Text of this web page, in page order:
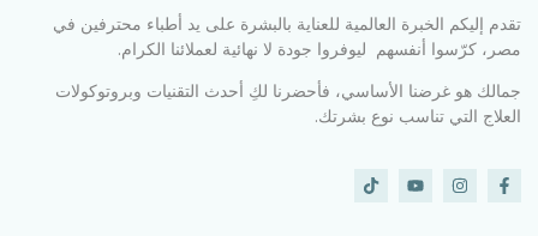
تقدم إليكم الخبرة العالمية للعناية بالبشرة على يد أطباء محترفين في
مصر، كرّسوا أنفسهم ليوفروا جودة لا نهائية لعملائنا الكرام.
جمالك هو غرضنا الأساسي، فأحضرنا لكِ أحدث التقنيات وبروتوكولات
العلاج التي تناسب نوع بشرتك.